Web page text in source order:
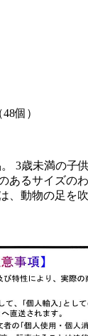
個）
3歳未満の子
あるサイズの
、動物の足を